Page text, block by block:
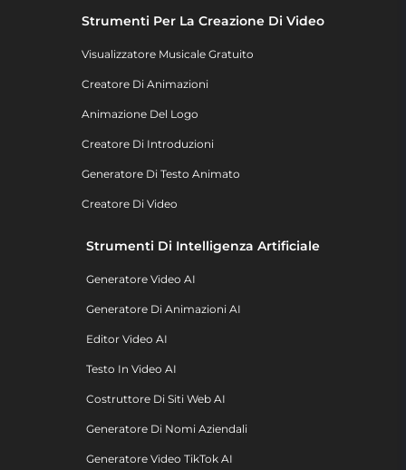
Strumenti Per La Creazione Di Video
Visualizzatore Musicale Gratuito
Creatore Di Animazioni
Animazione Del Logo
Creatore Di Introduzioni
Generatore Di Testo Animato
Creatore Di Video
Strumenti Di Intelligenza Artificiale
Generatore Video AI
Generatore Di Animazioni AI
Editor Video AI
Testo In Video AI
Costruttore Di Siti Web AI
Generatore Di Nomi Aziendali
Generatore Video TikTok AI